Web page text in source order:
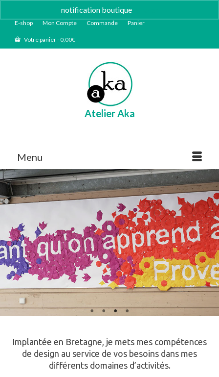
notification boutique
E-shop Mon Compte Commande Panier
Votre panier-0,00€
Atelier Aka
Menu
Implantée en Bretagne, je mets mes compétences
de design au service de vos besoins dans mes
différents domaines d’activités.